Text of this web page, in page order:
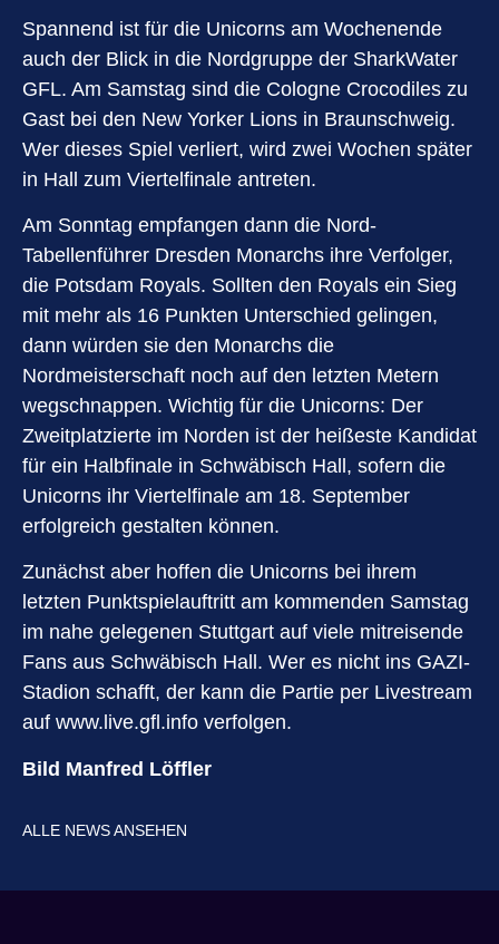
Spannend ist für die Unicorns am Wochenende
auch der Blick in die Nordgruppe der SharkWater
GFL. Am Samstag sind die Cologne Crocodiles zu
Gast bei den New Yorker Lions in Braunschweig.
Wer dieses Spiel verliert, wird zwei Wochen später
in Hall zum Viertelfinale antreten.
Am Sonntag empfangen dann die Nord-
Tabellenführer Dresden Monarchs ihre Verfolger,
die Potsdam Royals. Sollten den Royals ein Sieg
mit mehr als 16 Punkten Unterschied gelingen,
dann würden sie den Monarchs die
Nordmeisterschaft noch auf den letzten Metern
wegschnappen. Wichtig für die Unicorns: Der
Zweitplatzierte im Norden ist der heißeste Kandidat
für ein Halbfinale in Schwäbisch Hall, sofern die
Unicorns ihr Viertelfinale am 18. September
erfolgreich gestalten können.
Zunächst aber hoffen die Unicorns bei ihrem
letzten Punktspielauftritt am kommenden Samstag
im nahe gelegenen Stuttgart auf viele mitreisende
Fans aus Schwäbisch Hall. Wer es nicht ins GAZI-
Stadion schafft, der kann die Partie per Livestream
auf www.live.gfl.info verfolgen.
Bild Manfred Löffler
ALLE NEWS ANSEHEN